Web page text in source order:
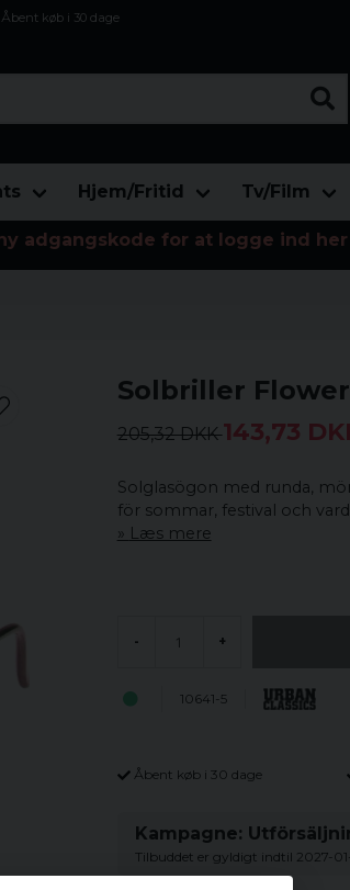
Åbent køb i 30 dage
Hjem/Fritid Tv/Film
adgangskode for at logge ind her
Solbriller
205,32 DKK143,73
Solglasögon med runda,
för sommar, festival och
Læs mere
- +
10641-5
Åbent køb i 30 dage
Kampagne:
Tilbuddet er gyldigt indtil 2027-